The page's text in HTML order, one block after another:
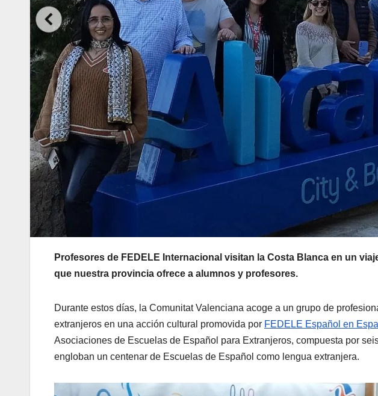
Profesores de FEDELE Internacional visitan la Costa Blanca en un
que nuestra provincia ofrece a alumnos y profesores.
Durante estos días, la Comunitat Valenciana acoge a un grupo de
extranjeros en una acción cultural promovida por FEDELE Español en
Asociaciones de Escuelas de Español para Extranjeros, compuesta por
engloban un centenar de Escuelas de Español como lengua extranjera.